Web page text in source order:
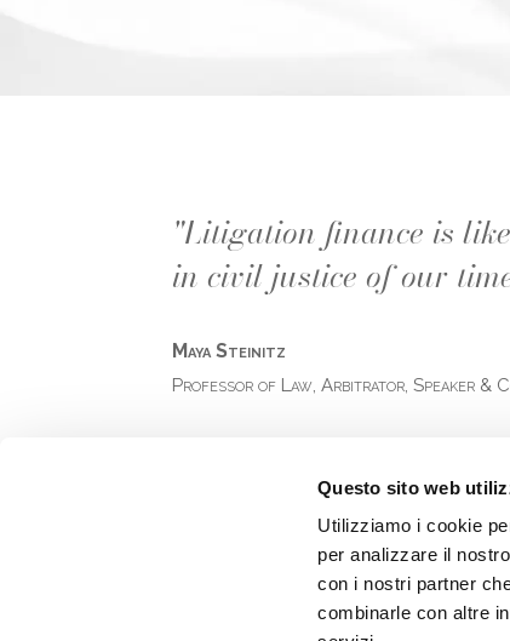
Questo sito web
Utilizziamo i cookie
per analizzare il
con i nostri partner
combinarle con altre
"Litigation finance is
in civil justice of our
Maya Steinitz
Professor of Law, Arbitrator, Speaker &